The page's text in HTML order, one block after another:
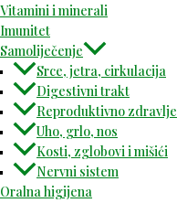
Vitamini i minerali
Imunitet
Samoliječenje
Srce, jetra, cirkulacija
Digestivni trakt
Reproduktivno zdravlje
Uho, grlo, nos
Kosti, zglobovi i mišići
Nervni sistem
Oralna higijena